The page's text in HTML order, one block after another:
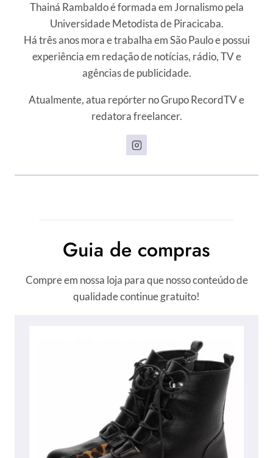
Thainá Rambaldo é formada em Jornalismo pela
Universidade Metodista de Piracicaba.
Há três anos mora e trabalha em São Paulo e possui
experiência em redação de notícias, rádio, TV e
agências de publicidade.
Atualmente, atua repórter no Grupo RecordTV e
redatora freelancer.
Guia de compras
Compre em nossa loja para que nosso conteúdo de
qualidade continue gratuito!